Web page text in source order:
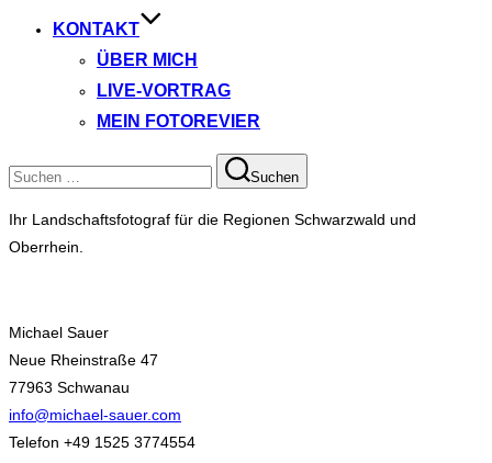
KONTAKT
ÜBER MICH
LIVE-VORTRAG
MEIN FOTOREVIER
Suchen
nach:
Suchen
Ihr Landschaftsfotograf für die Regionen Schwarzwald und
Oberrhein.
Michael Sauer
Neue Rheinstraße 47
77963 Schwanau
info@michael-sauer.com
Telefon +49 1525 3774554